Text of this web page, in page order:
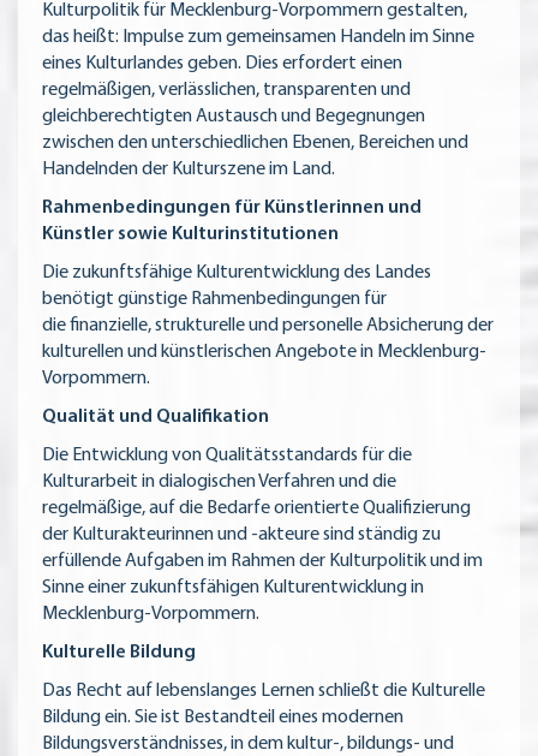
Kulturpolitik für Mecklenburg-Vorpommern gestalten,
das heißt: Impulse zum gemeinsamen Handeln im Sinne
eines Kulturlandes geben. Dies erfordert einen
regelmäßigen, verlässlichen, transparenten und
gleichberechtigten Austausch und Begegnungen
zwischen den unterschiedlichen Ebenen, Bereichen und
Handelnden der Kulturszene im Land.
Rahmenbedingungen für Künstlerinnen und
Künstler sowie Kulturinstitutionen
Die zukunftsfähige Kulturentwicklung des Landes
benötigt günstige Rahmenbedingungen für
die finanzielle, strukturelle und personelle Absicherung der
kulturellen und künstlerischen Angebote in Mecklenburg-
Vorpommern.
Qualität und Qualifikation
Die Entwicklung von Qualitätsstandards für die
Kulturarbeit in dialogischen Verfahren und die
regelmäßige, auf die Bedarfe orientierte Qualifizierung
der Kulturakteurinnen und -akteure sind ständig zu
erfüllende Aufgaben im Rahmen der Kulturpolitik und im
Sinne einer zukunftsfähigen Kulturentwicklung in
Mecklenburg-Vorpommern.
Kulturelle Bildung
Das Recht auf lebenslanges Lernen schließt die Kulturelle
Bildung ein. Sie ist Bestandteil eines modernen
Bildungsverständnisses, in dem kultur-, bildungs- und